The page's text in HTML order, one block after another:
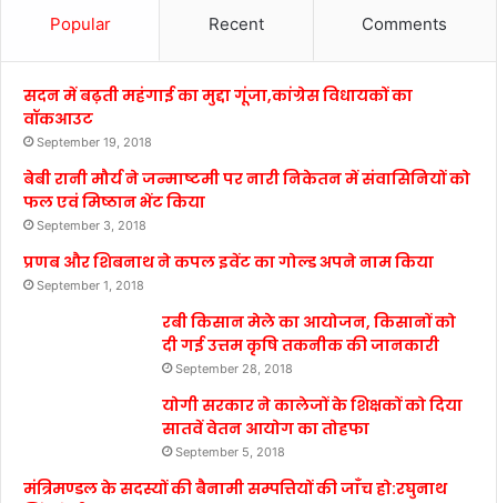
Popular Recent Comments
सदन में बढ़ती महंगाई का मुद्दा गूंजा,कांग्रेस विधायकों का
वॉकआउट
September 19, 2018
बेबी रानी मौर्य ने जन्माष्टमी पर नारी निकेतन में संवासिनियों को
फल एवं मिष्ठान भेंट किया
September 3, 2018
प्रणब और शिबनाथ ने कपल इवेंट का गोल्ड अपने नाम किया
September 1, 2018
रबी किसान मेले का आयोजन, किसानों को
दी गई उत्तम कृषि तकनीक की जानकारी
September 28, 2018
योगी सरकार ने कालेजों के शिक्षकों को दिया
सातवें वेतन आयोग का तोहफा
September 5, 2018
मंत्रिमण्डल के सदस्यों की बैनामी सम्पत्तियों की जाँच हो:रघुनाथ